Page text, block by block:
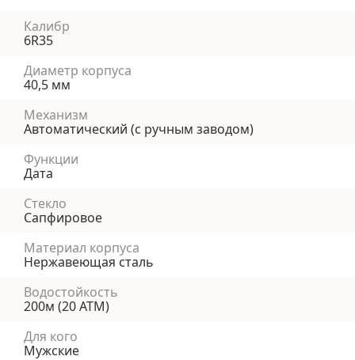
Калибр
6R35
Диаметр корпуса
40,5 мм
Механизм
Автоматический (с ручным заводом)
Функции
Дата
Стекло
Сапфировое
Материал корпуса
Нержавеющая сталь
Водостойкость
200м (20 АТМ)
Для кого
Мужские